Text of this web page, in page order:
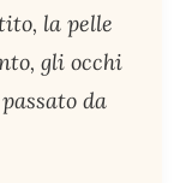
la pelle
gli occhi
da